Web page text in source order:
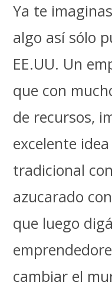
Ya te
algo así sólo
EE.UU. Un
que con
de recursos,
excelente
tradicional
azucarado
que luego
cambiar el